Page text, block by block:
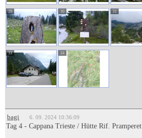
29 30 31
33 34
bagi 6. 09. 2024 10:36:09
Tag 4 - Cappana Trieste / Hütte Rif. Pramperet